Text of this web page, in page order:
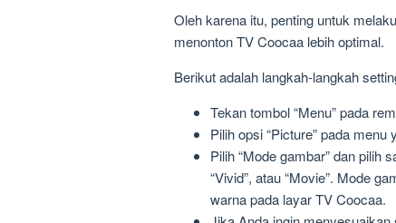
Oleh karena itu, penting untuk
menonton TV Coocaa lebih optimal.
Berikut adalah langkah-langkah
Tekan tombol “Menu” pada
Pilih opsi “Picture” pada menu
Pilih “Mode gambar” dan pilih
“Vivid”, atau “Movie”. Mode
warna pada layar TV Coocaa.